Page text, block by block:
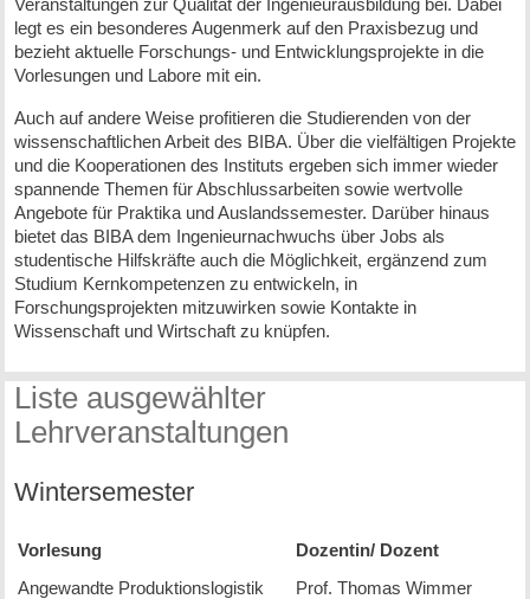
Veranstaltungen zur Qualität der Ingenieurausbildung bei. Dabei
legt es ein besonderes Augenmerk auf den Praxisbezug und
bezieht aktuelle Forschungs- und Entwicklungsprojekte in die
Vorlesungen und Labore mit ein.
Auch auf andere Weise profitieren die Studierenden von der
wissenschaftlichen Arbeit des BIBA. Über die vielfältigen Projekte
und die Kooperationen des Instituts ergeben sich immer wieder
spannende Themen für Abschlussarbeiten sowie wertvolle
Angebote für Praktika und Auslandssemester. Darüber hinaus
bietet das BIBA dem Ingenieurnachwuchs über Jobs als
studentische Hilfskräfte auch die Möglichkeit, ergänzend zum
Studium Kernkompetenzen zu entwickeln, in
Forschungsprojekten mitzuwirken sowie Kontakte in
Wissenschaft und Wirtschaft zu knüpfen.
Liste ausgewählter
Lehrveranstaltungen
Wintersemester
Vorlesung
Dozentin/ Dozent
Angewandte Produktions­logistik
Prof. Thomas Wimmer